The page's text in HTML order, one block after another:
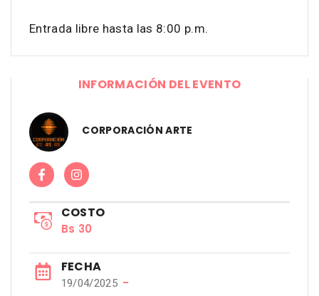
Entrada libre hasta las 8:00 p.m.
INFORMACIÓN DEL EVENTO
CORPORACIÓN ARTE
COSTO
Bs 30
FECHA
19/04/2025 −